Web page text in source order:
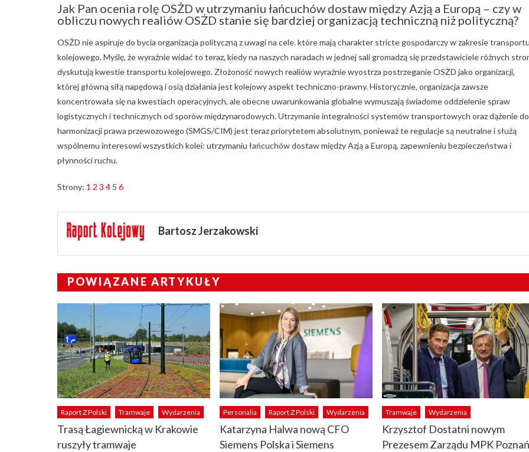
Jak Pan ocenia rolę OSŻD w utrzymaniu łańcuchów dostaw między Azją a Europą – czy w
obliczu nowych realiów OSŻD stanie się bardziej organizacją techniczną niż polityczną?
OSŻD nie aspiruje do bycia organizacja polityczną z uwagi na cele. które mają charakter stricte gospodarczy w zakresie
kolejowego. Myślę, że wyraźnie widać to teraz, kiedy na naszych naradach w jednej sali gromadzą się przedstawiciele różnych
dyskutują kwestie transportu kolejowego. Złożoność nowych realiów wyraźnie wyostrza postrzeganie OSŻD jako organizacji,
której główną siłą napędową i osią działania jest kolejowy aspekt techniczno-prawny. Historycznie, organizacja zawsze
koncentrowała się na kwestiach operacyjnych, ale obecne uwarunkowania globalne wymuszają świadome oddzielenie spraw
logistycznych i technicznych od sporów międzynarodowych. Utrzymanie integralności systemów transportowych oraz dążenie do
harmonizacji prawa przewozowego (SMGS/CIM) jest teraz priorytetem absolutnym, ponieważ te regulacje są neutralne i służą
wspólnemu interesowi wszystkich kolei: utrzymaniu łańcuchów dostaw między Azją a Europą, zapewnieniu bezpieczeństwa i
płynności ruchu.
Strony: 1 2 3 4 5 6
Bartosz Jerzakowski
POWIĄZANE ARTYKUŁY
Raport Z Polski Tramwaje Wydarzenia
Trasą Łagiewnicką w Krakowie
ruszyły tramwaje
Personalia Raport Z Polski Wydarzenia
Katarzyna Halwa nową CFO
Siemens Polska i Siemens
Tramwaje Wydarzenia
Krzysztof Dostatni nowym
Prezesem Zarządu MPK